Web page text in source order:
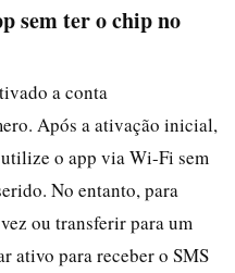
sem ter o chip no
a conta
Após a ativação inicial,
o app via Wi-Fi sem
No entanto, para
ou transferir para um
ativo para receber o SMS